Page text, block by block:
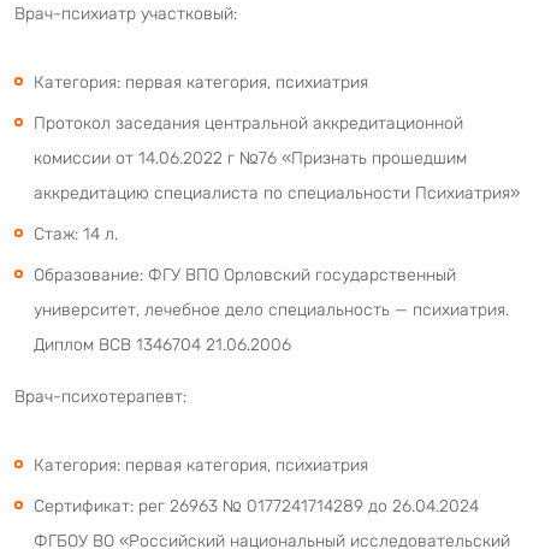
Врач-психиатр участковый:
Категория: первая категория, психиатрия
Протокол заседания центральной аккредитационной
комиссии от 14.06.2022 г №76 «Признать прошедшим
аккредитацию специалиста по специальности Психиатрия»
Стаж: 14 л.
Образование: ФГУ ВПО Орловский государственный
университет, лечебное дело специальность — психиатрия.
Диплом ВСВ 1346704 21.06.2006
Врач-психотерапевт:
Категория: первая категория, психиатрия
Сертификат: рег 26963 № 0177241714289 до 26.04.2024
ФГБОУ ВО «Российский национальный исследовательский